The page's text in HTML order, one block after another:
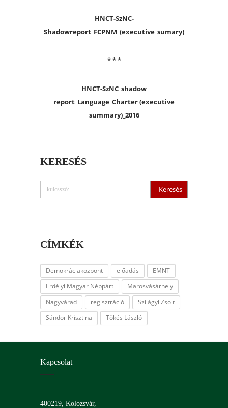
HNCT-SzNC-
Shadowreport_FCPNM_(executive_sumary)
* * *
HNCT-SzNC_shadow
report_Language_Charter (executive
summary)_2016
KERESÉS
CÍMKÉK
Demokráciaközpont előadás
EMNT
Erdélyi Magyar Néppárt
Marosvásárhely
Nagyvárad
regisztráció
Szilágyi Zsolt
Sándor Krisztina
Tőkés László
Kapcsolat
400219, Kolozsvár,